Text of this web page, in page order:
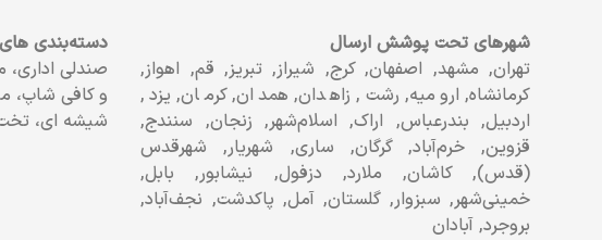
شهرهای تحت پوشش ارسال
تهران, مشهد, اصفهان, کرج, شیراز, تبریز, قم, اهواز,
کرمانشاه, ارومیه, رشت, زاهدان, همدان, کرمان, یزد,
اردبیل, بندرعباس, اراک, اسلام‌شهر, زنجان, سنندج,
قزوین, خرم‌آباد, گرگان, ساری, شهریار, شهرقدس
(قدس), کاشان, ملارد, دزفول, نیشابور, بابل,
خمینی‌شهر, سبزوار, گلستان, آمل, پاکدشت, نجف‌آباد,
بروجرد, آبادان
دسته‌بندی
صندلی اداری،
و کافی شاپ،
شیشه ای،